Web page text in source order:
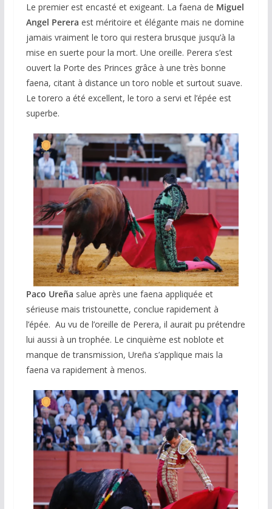
Le premier est encasté et exigeant. La faena de Miguel
Angel Perera est méritoire et élégante mais ne domine
jamais vraiment le toro qui restera brusque jusqu’à la
mise en suerte pour la mort. Une oreille. Perera s’est
ouvert la Porte des Princes grâce à une très bonne
faena, citant à distance un toro noble et surtout suave.
Le torero a été excellent, le toro a servi et l’épée est
superbe.
Paco Ureña salue après une faena appliquée et
sérieuse mais tristounette, conclue rapidement à
l’épée. Au vu de l’oreille de Perera, il aurait pu prétendre
lui aussi à un trophée. Le cinquième est noblote et
manque de transmission, Ureña s’applique mais la
faena va rapidement à menos.